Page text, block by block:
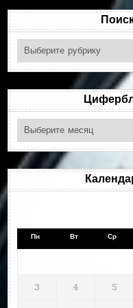
Поиск
по
рубрикам
Циферблаты
по
месяцам
Пн Вт Ср
3
4 5